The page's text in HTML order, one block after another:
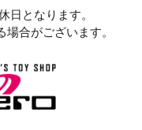
日となります。
合がございます。